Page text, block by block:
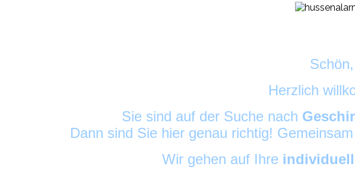
Herzlich
Sie sind auf der Suche nach
Dann sind Sie hier genau richtig!
Wir gehen auf Ihre